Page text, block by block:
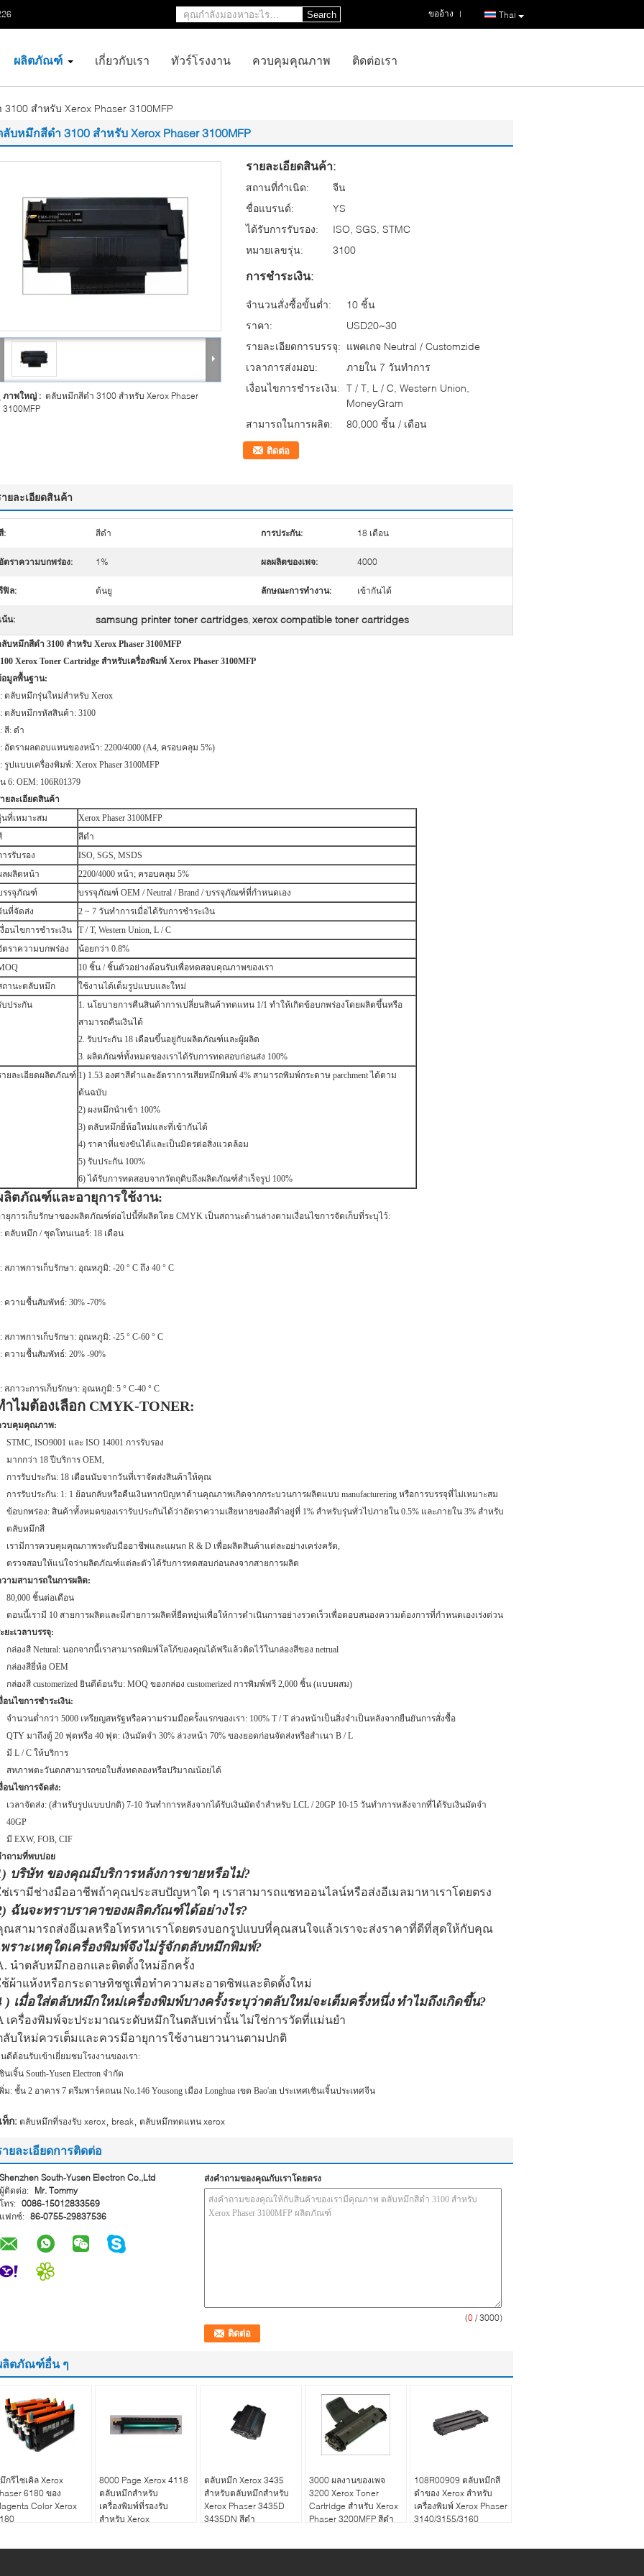
Thai
ขออ้าง |
Search
ผลิตภัณฑ์ เกี่ยวกับเรา ทัวร์โรงงาน ควบคุมคุณภาพ ติดต่อเรา
สำหรับ Xerox Phaser 3100MFP
ลับหมึกสีดำ 3100 สำหรับ Xerox Phaser 3100MFP
ภาพใหญ่ : ตลับหมึกสีดำ 3100 สำหรับ Xerox Phaser
3100MFP
รายละเอียดสินค้า:
สถานที่กำเนิด:
จีน
ชื่อแบรนด์:
YS
ได้รับการรับรอง:
ISO, SGS, STMC
หมายเลขรุ่น:
3100
การชำระเงิน:
จำนวนสั่งซื้อขั้นต่ำ:
10 ชิ้น
ราคา:
USD20~30
รายละเอียดการบรรจุ: แพคเกจ Neutral / Customzide
เวลาการส่งมอบ:
ภายใน 7 วันทำการ
เงื่อนไขการชำระเงิน: T / T, L / C, Western Union,
MoneyGram
สามารถในการผลิต:
80,000 ชิ้น / เดือน
ติดต่อ
ยละเอียดสินค้า
: สีดำ การประกัน: 18 เดือน
อัตราความบกพร่อง: 1% ผลผลิตของเพจ: 4000
ฟิล: ต้นยู ลักษณะการทำงาน: เข้ากันได้
เน้น: samsung printer toner cartridges, xerox compatible toner cartridges
บหมึกสีดำ 3100 สำหรับ Xerox Phaser 3100MFP
Xerox Toner Cartridge สำหรับเครื่องพิมพ์ Xerox Phaser 3100MFP
มูลพื้นฐาน:
ตลับหมึกรุ่นใหม่สำหรับ Xerox
ตลับหมึกรหัสสินค้า: 3100
สี: ดำ
อัตราผลตอบแทนของหน้า: 2200/4000 (A4, ครอบคลุม 5%)
รูปแบบเครื่องพิมพ์: Xerox Phaser 3100MFP
6: OEM: 106R01379
ยละเอียดสินค้า
นที่เหมาะสม
Xerox Phaser 3100MFP
สีดำ
ารรับรอง
ISO, SGS, MSDS
ลผลิตหน้า
2200/4000 หน้า; ครอบคลุม 5%
รรจุภัณฑ์
บรรจุภัณฑ์ OEM / Neutral / Brand / บรรจุภัณฑ์ที่กำหนดเอง
นที่จัดส่ง
2 ~ 7 วันทำการเมื่อได้รับการชำระเงิน
งื่อนไขการชำระเงิน
T / T, Western Union, L / C
ตราความบกพร่อง
น้อยกว่า 0.8%
10 ชิ้น / ชิ้นตัวอย่างต้อนรับเพื่อทดสอบคุณภาพของเรา
ถานะตลับหมึก
ใช้งานได้เต็มรูปแบบและใหม่
บประกัน
1. นโยบายการคืนสินค้าการเปลี่ยนสินค้าทดแทน 1/1 ทำให้เกิดข้อบกพร่องโดยผลิตขึ้นหรือ
สามารถคืนเงินได้
2. รับประกัน 18 เดือนขึ้นอยู่กับผลิตภัณฑ์และผู้ผลิต
3. ผลิตภัณฑ์ทั้งหมดของเราได้รับการทดสอบก่อนส่ง 100%
ายละเอียดผลิตภัณฑ์ 1) 1.53 องศาสีดำและอัตราการเสียหมึกพิมพ์ 4% สามารถพิมพ์กระดาษ parchment ได้ตาม
ต้นฉบับ
2) ผงหมึกนำเข้า 100%
3) ตลับหมึกยี่ห้อใหม่และที่เข้ากันได้
4) ราคาที่แข่งขันได้และเป็นมิตรต่อสิ่งแวดล้อม
5) รับประกัน 100%
6) ได้รับการทดสอบจากวัตถุดิบถึงผลิตภัณฑ์สำเร็จรูป 100%
ลิตภัณฑ์และอายุการใช้งาน:
ายุการเก็บรักษาของผลิตภัณฑ์ต่อไปนี้ที่ผลิตโดย CMYK เป็นสถานะด้านล่างตามเงื่อนไขการจัดเก็บที่ระบุไว้:
ตลับหมึก / ชุดโทนเนอร์: 18 เดือน
สภาพการเก็บรักษา: อุณหภูมิ: -20 ° C ถึง 40 ° C
ความชื้นสัมพัทธ์: 30% -70%
สภาพการเก็บรักษา: อุณหภูมิ: -25 ° C-60 ° C
ความชื้นสัมพัทธ์: 20% -90%
สภาวะการเก็บรักษา: อุณหภูมิ: 5 ° C-40 ° C
ำไมต้องเลือก CMYK-TONER:
วบคุมคุณภาพ:
STMC, ISO9001 และ ISO 14001 การรับรอง
มากกว่า 18 ปีบริการ OEM,
การรับประกัน: 18 เดือนนับจากวันที่เราจัดส่งสินค้าให้คุณ
การรับประกัน: 1: 1 ย้อนกลับหรือคืนเงินหากปัญหาด้านคุณภาพเกิดจากกระบวนการผลิตแบบ manufacturering หรือการบรรจุที่ไม่เหมาะสม
ข้อบกพร่อง: สินค้าทั้งหมดของเรารับประกันได้ว่าอัตราความเสียหายของสีดำอยู่ที่ 1% สำหรับรุ่นทั่วไปภายใน 0.5% และภายใน 3% สำหรับ
ตลับหมึกสี
เรามีการควบคุมคุณภาพระดับมืออาชีพและแผนก R & D เพื่อผลิตสินค้าแต่ละอย่างเคร่งครัด,
ตรวจสอบให้แน่ใจว่าผลิตภัณฑ์แต่ละตัวได้รับการทดสอบก่อนลงจากสายการผลิต
วามสามารถในการผลิต:
80,000 ชิ้นต่อเดือน
ตอนนี้เรามี 10 สายการผลิตและมีสายการผลิตที่ยืดหยุ่นเพื่อให้การดำเนินการอย่างรวดเร็วเพื่อตอบสนองความต้องการที่กำหนดเองเร่งด่วน
ยะเวลาบรรจุ:
กล่องสี Netural: นอกจากนี้เราสามารถพิมพ์โลโก้ของคุณได้ฟรีแล้วติดไว้ในกล่องสีของ netrual
กล่องสียี่ห้อ OEM
กล่องสี customerized ยินดีต้อนรับ: MOQ ของกล่อง customerized การพิมพ์ฟรี 2,000 ชิ้น (แบบผสม)
อนไขการชำระเงิน:
จำนวนต่ำกว่า 5000 เหรียญสหรัฐหรือความร่วมมือครั้งแรกของเรา: 100% T / T ล่วงหน้าเป็นสิ่งจำเป็นหลังจากยืนยันการสั่งซื้อ
QTY มาถึงตู้ 20 ฟุตหรือ 40 ฟุต: เงินมัดจำ 30% ล่วงหน้า 70% ของยอดก่อนจัดส่งหรือสำเนา B / L
มี L / C ให้บริการ
สหภาพตะวันตกสามารถขอใบสั่งทดลองหรือปริมาณน้อยได้
อนไขการจัดส่ง:
เวลาจัดส่ง: (สำหรับรูปแบบปกติ) 7-10 วันทำการหลังจากได้รับเงินมัดจำสำหรับ LCL / 20GP 10-15 วันทำการหลังจากที่ได้รับเงินมัดจำ
40GP
มี EXW, FOB, CIF
ำถามที่พบบ่อย
บริษัท ของคุณมีบริการหลังการขายหรือไม่?
ช่เรามีช่างมืออาชีพถ้าคุณประสบปัญหาใด ๆ เราสามารถแชทออนไลน์หรือส่งอีเมลมาหาเราโดยตรง
ฉันจะทราบราคาของผลิตภัณฑ์ได้อย่างไร?
ณสามารถส่งอีเมลหรือโทรหาเราโดยตรงบอกรูปแบบที่คุณสนใจแล้วเราจะส่งราคาที่ดีที่สุดให้กับคุณ
พราะเหตุใดเครื่องพิมพ์จึงไม่รู้จักตลับหมึกพิมพ์?
นำตลับหมึกออกและติดตั้งใหม่อีกครั้ง
ช้ผ้าแห้งหรือกระดาษทิชชูเพื่อทำความสะอาดชิพและติดตั้งใหม่
) เมื่อใส่ตลับหมึกใหม่เครื่องพิมพ์บางครั้งระบุว่าตลับใหม่จะเต็มครึ่งหนึ่ง ทำไมถึงเกิดขึ้น?
เครื่องพิมพ์จะประมาณระดับหมึกในตลับเท่านั้นไม่ใช่การวัดที่แม่นยำ
ลับใหม่ควรเต็มและควรมีอายุการใช้งานยาวนานตามปกติ
ดีต้อนรับเข้าเยี่ยมชมโรงงานของเรา:
นเจิ้น South-Yusen Electron จำกัด
ม: ชั้น 2 อาคาร 7 ดรีมพาร์คถนน No.146 Yousong เมือง Longhua เขต Bao'an ประเทศเซินเจิ้นประเทศจีน
ท็ก: ตลับหมึกที่รองรับ xerox break ตลับหมึกทดแทน xerox
ายละเอียดการติดต่อ
Shenzhen South-Yusen Electron Co.,Ltd
ผู้ติดต่อ:
Mr. Tommy
โทร: 0086-15012833569
แฟกซ์: 86-0755-29837536
ส่งคำถามของคุณกับเราโดยตรง
(0 / 3000)
ลิตภัณฑ์อื่น ๆ
กรีไซเคิล Xerox
6180 ของ
Color Xerox
8000 Page Xerox 4118
ตลับหมึกสำหรับ
เครื่องพิมพ์ที่รองรับ
สำหรับ Xerox
ตลับหมึก Xerox 3435
สำหรับตลับหมึกสำหรับ
Xerox Phaser 3435D
3435DN สีดำ
3000 ผลงานของเพจ
3200 Xerox Toner
Cartridge สำหรับ Xerox
Phaser 3200MFP สีดำ
108R00909 ตลับหมึกสี
ดำของ Xerox สำหรับ
เครื่องพิมพ์ Xerox Phaser
3140/3155/3160